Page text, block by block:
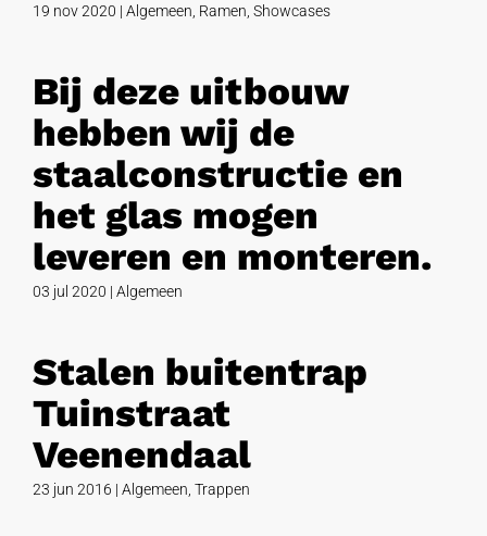
19 nov 2020 | Algemeen Ramen Showcases
Bij deze uitbouw
hebben wij de
staalconstructie en
het glas mogen
leveren en monteren.
03 jul 2020 | Algemeen
Stalen buitentrap
Tuinstraat
Veenendaal
23 jun 2016 | Algemeen Trappen